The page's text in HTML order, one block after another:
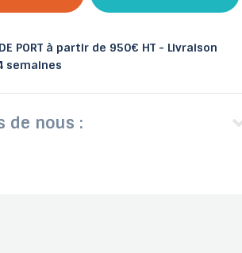
PORT à partir de 950€ HT - Livraison
semaines
de nous :